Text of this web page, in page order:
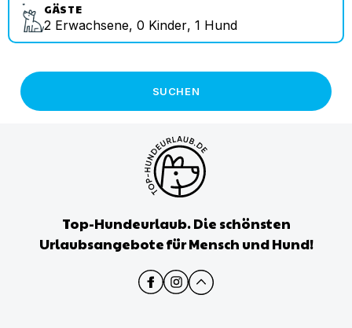
GÄSTE
2 Erwachsene, 0 Kinder, 1 Hund
SUCHEN
Top-Hundeurlaub. Die schönsten
Urlaubsangebote für Mensch und Hund!